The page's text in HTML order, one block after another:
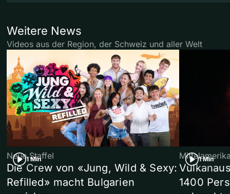
Weitere News
Videos aus der Region, der Schweiz und aller Welt
1 Min
Neue Staffel
Die Crew von «Jung, Wild & Sexy:
Refilled» macht Bulgarien
1 Min
1400